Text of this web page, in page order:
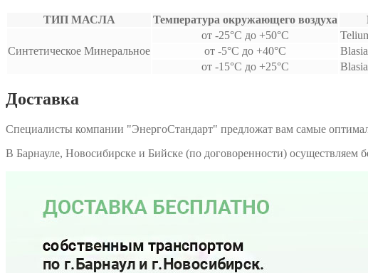
ТИП МАСЛА Температура окружающего воздуха
Синтетическое Минеральное
от -25°С до +50°С
от -5°С до +40°С
от -15°С до +25°С
Доставка
Специалисты компании "ЭнергоСтандарт" предложат вам самые
В Барнауле, Новосибирске и Бийске (по договоренности)